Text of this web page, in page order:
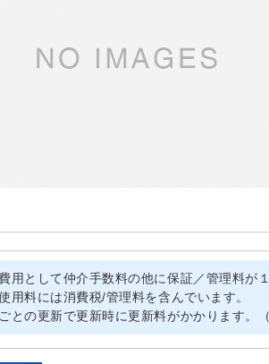
用として仲介手数料の他に保証／管理料が
用料には消費税/管理料を含んでいます。
との更新で更新時に更新料がかかります。